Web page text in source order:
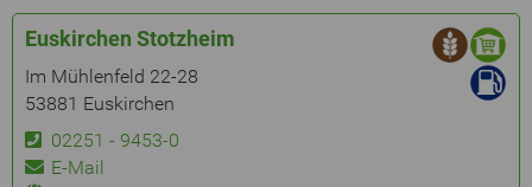
Euskirchen Stotzheim
Im Mühlenfeld 22-28
53881 Euskirchen
02251 - 9453-0
E-Mail